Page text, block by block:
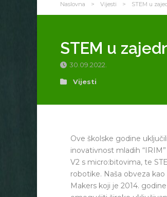
Naslovna > Vijesti > STEM u
STEM u
30.09.2022.
Vijesti
Ove školske godine
inovativnost mladih
V2 s micro:bitovima, te
robotike. Naša obveza
Makers koji je 2014.